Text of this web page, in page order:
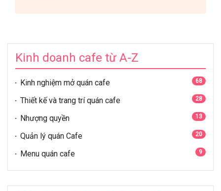
Kinh doanh cafe từ A-Z
Kinh nghiệm mở quán cafe 68
Thiết kế và trang trí quán cafe 28
Nhượng quyền 13
Quản lý quán Cafe 20
Menu quán cafe 9